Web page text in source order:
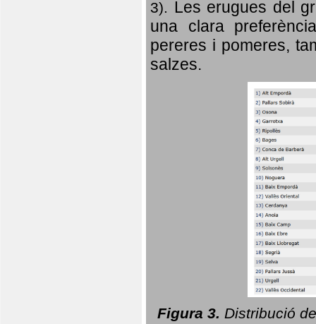
3). Les erugues del
una clara
pereres i pomeres,
salzes.
Figura 3. Distribució